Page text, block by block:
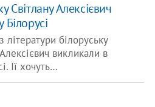
Світлану Алексієвич
літератури білоруську
викликали в
Її хочуть…